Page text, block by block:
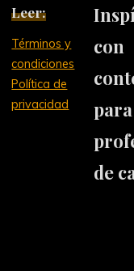
Leer:
Términos y
condiciones
Política de
privacidad
con
para
de